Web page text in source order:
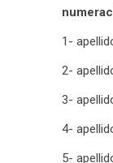
1-
2-
3-
4-
5-